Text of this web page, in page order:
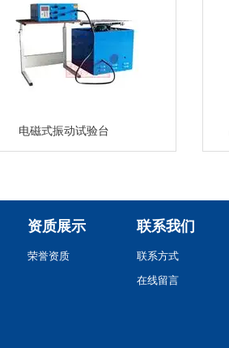
电磁式振动试验台
资质展示
荣誉资质
联系我们
联系方式
在线留言